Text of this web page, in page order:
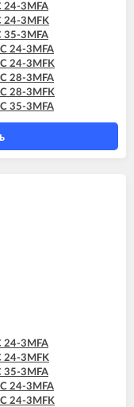
24-3MFA
24-3MFK
35-3MFA
24-3MFA
24-3MFK
28-3MFA
28-3MFK
35-3MFA
24-3MFA
24-3MFK
35-3MFA
24-3MFA
24-3MFK